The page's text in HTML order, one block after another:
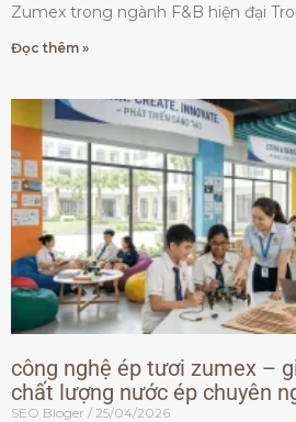
Zumex trong ngành F&B hiện đại
Đọc thêm »
công nghệ ép tươi zumex –
chất lượng nước ép chuyên
SEO Bloger 25/04/2026